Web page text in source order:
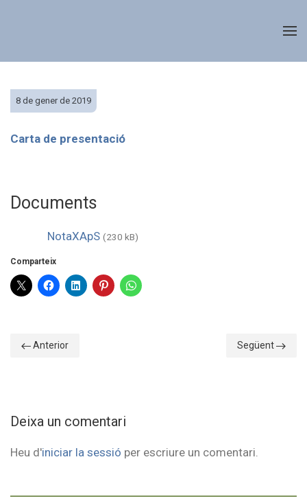
8 de gener de 2019
Carta de presentació
Documents
NotaXApS (230 kB)
Comparteix
Anterior Següent
Deixa un comentari
Heu d'iniciar la sessió per escriure un comentari.